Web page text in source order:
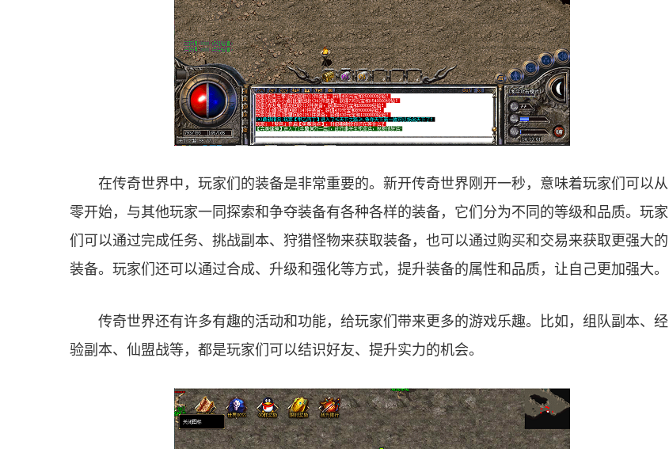
在传奇世界中，玩家们的装备是非常重要的。新开传奇世界刚开一秒，意味着玩家们可以从
零开始，与其他玩家一同探索和争夺装备有各种各样的装备，它们分为不同的等级和品质。玩家
们可以通过完成任务、挑战副本、狩猎怪物来获取装备，也可以通过购买和交易来获取更强大的
装备。玩家们还可以通过合成、升级和强化等方式，提升装备的属性和品质，让自己更加强大。
传奇世界还有许多有趣的活动和功能，给玩家们带来更多的游戏乐趣。比如，组队副本、经
验副本、仙盟战等，都是玩家们可以结识好友、提升实力的机会。